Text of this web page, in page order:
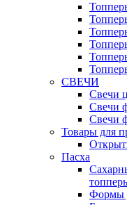
СВЕЧИ
Свечи
Свечи
Свечи
Товары для
Пасха
Формы